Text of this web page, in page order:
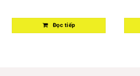
Đọc tiếp